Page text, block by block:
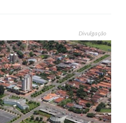
Divulgação